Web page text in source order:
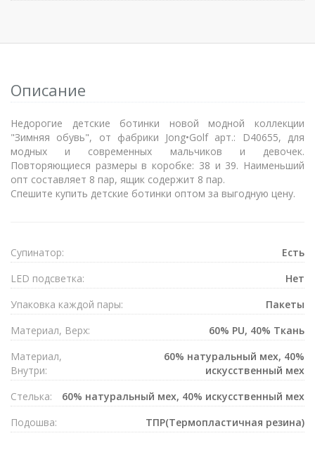
Описание
Недорогие детские ботинки новой модной коллекции
"Зимняя обувь", от фабрики Jong•Golf арт.: D40655, для
модных и современных мальчиков и девочек.
Повторяющиеся размеры в коробке: 38 и 39. Наименьший
опт составляет 8 пар, ящик содержит 8 пар.
Спешите купить детские ботинки оптом за выгодную цену.
Супинатор:
Есть
LED подсветка:
Нет
Упаковка каждой пары:
Пакеты
Материал, Верх:
60% PU, 40% Ткань
Материал,
Внутри:
60% натуральный мех, 40%
искусственный мех
Стелька:
60% натуральный мех, 40% искусственный мех
Подошва:
ТПР(Термопластичная резина)